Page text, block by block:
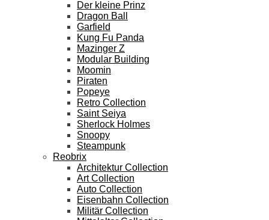
Der kleine Prinz
Dragon Ball
Garfield
Kung Fu Panda
Mazinger Z
Modular Building
Moomin
Piraten
Popeye
Retro Collection
Saint Seiya
Sherlock Holmes
Snoopy
Steampunk
Reobrix
Architektur Collection
Art Collection
Auto Collection
Eisenbahn Collection
Militär Collection